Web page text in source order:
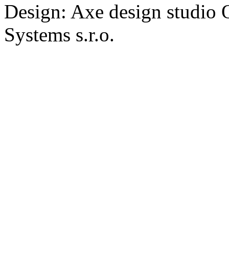
Design: Axe design studio
Systems s.r.o.